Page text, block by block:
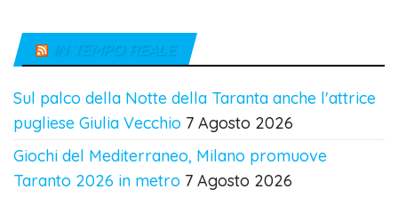
IN TEMPO REALE
Sul palco della Notte della Taranta anche l'attrice
pugliese Giulia Vecchio 7 Agosto 2026
Giochi del Mediterraneo, Milano promuove
Taranto 2026 in metro 7 Agosto 2026